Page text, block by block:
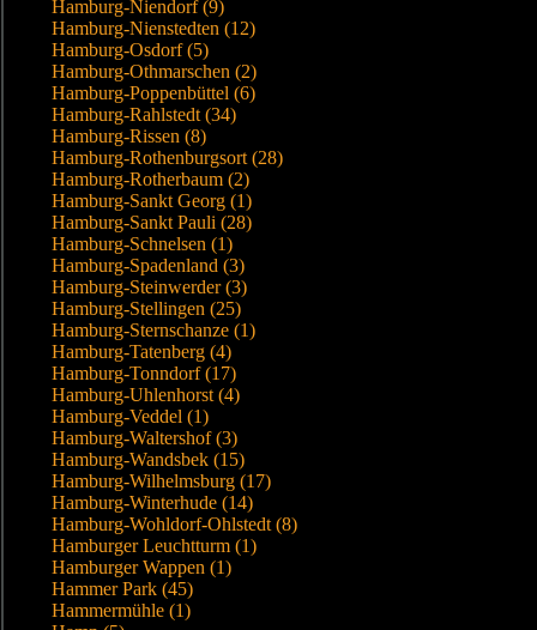
Hamburg-Niendorf (9)
Hamburg-Nienstedten (12)
Hamburg-Osdorf (5)
Hamburg-Othmarschen (2)
Hamburg-Poppenbüttel (6)
Hamburg-Rahlstedt (34)
Hamburg-Rissen (8)
Hamburg-Rothenburgsort (28)
Hamburg-Rotherbaum (2)
Hamburg-Sankt Georg (1)
Hamburg-Sankt Pauli (28)
Hamburg-Schnelsen (1)
Hamburg-Spadenland (3)
Hamburg-Steinwerder (3)
Hamburg-Stellingen (25)
Hamburg-Sternschanze (1)
Hamburg-Tatenberg (4)
Hamburg-Tonndorf (17)
Hamburg-Uhlenhorst (4)
Hamburg-Veddel (1)
Hamburg-Waltershof (3)
Hamburg-Wandsbek (15)
Hamburg-Wilhelmsburg (17)
Hamburg-Winterhude (14)
Hamburg-Wohldorf-Ohlstedt (8)
Hamburger Leuchtturm (1)
Hamburger Wappen (1)
Hammer Park (45)
Hammermühle (1)